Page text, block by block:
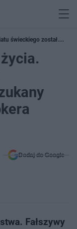
świeckiego został
Dodaj do Google
Fałszywy